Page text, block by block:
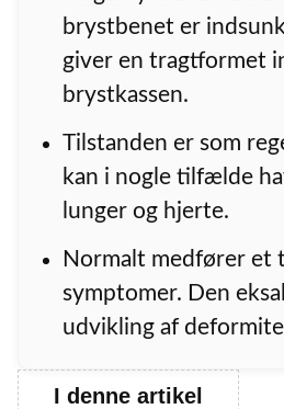
brystbenet er
giver en tragtformet
brystkassen.
Tilstanden er som
kan i nogle tilfælde
lunger og hjerte.
Normalt medfører et
symptomer. Den
udvikling af
I denne artikel